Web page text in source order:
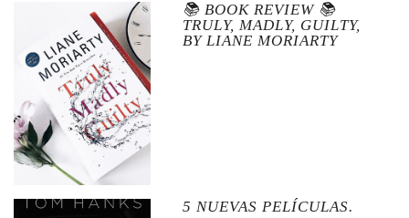
📚 BOOK REVIEW 📚
TRULY, MADLY, GUILTY,
BY LIANE MORIARTY
5 NUEVAS PELÍCULAS.